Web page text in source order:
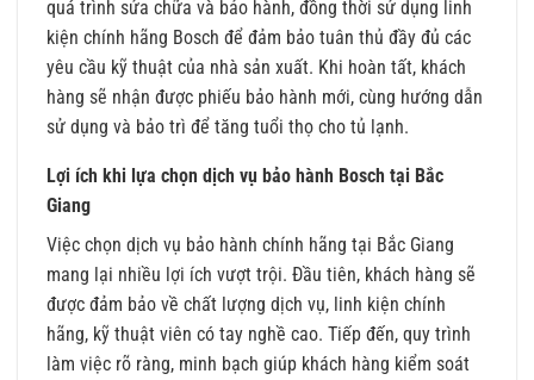
quá trình sửa chữa và bảo hành, đồng thời sử dụng linh
kiện chính hãng Bosch để đảm bảo tuân thủ đầy đủ các
yêu cầu kỹ thuật của nhà sản xuất. Khi hoàn tất, khách
hàng sẽ nhận được phiếu bảo hành mới, cùng hướng dẫn
sử dụng và bảo trì để tăng tuổi thọ cho tủ lạnh.
Lợi ích khi lựa chọn dịch vụ bảo hành Bosch tại Bắc
Giang
Việc chọn dịch vụ bảo hành chính hãng tại Bắc Giang
mang lại nhiều lợi ích vượt trội. Đầu tiên, khách hàng sẽ
được đảm bảo về chất lượng dịch vụ, linh kiện chính
hãng, kỹ thuật viên có tay nghề cao. Tiếp đến, quy trình
làm việc rõ ràng, minh bạch giúp khách hàng kiểm soát